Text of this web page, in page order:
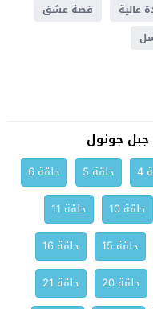
عالية
قصة عشق
جونول
حلقة 5
حلقة 6
حلقة 10
حلقة 11
حلقة 15
حلقة 16
حلقة 20
حلقة 21